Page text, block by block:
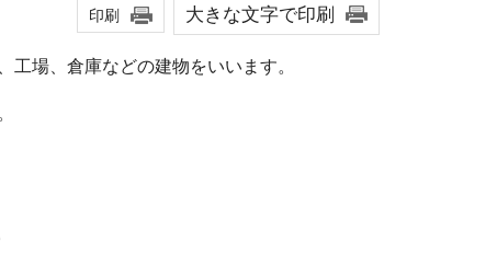
印刷 大きな文字で印刷
場、倉庫などの建物をいいます。